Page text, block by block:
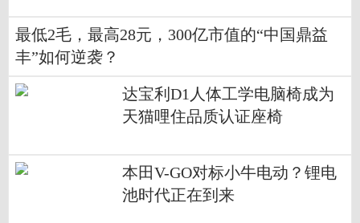
最低2毛，最高28元，300亿市值的“中国鼎益
丰”如何逆袭？
达宝利D1人体工学电脑椅成为
天猫哩住品质认证座椅
本田V-GO对标小牛电动？锂电
池时代正在到来